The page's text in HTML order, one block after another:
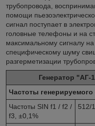
трубопровода,
помощи
сигнал поступает в
головные телефоны и на
максимальному сигналу
специфическому шуму
разгерметизации
Генератор "АГ-
Частоты генерируемого
Частоты SIN f1 / f2 /
f3, ±0,1%
512/